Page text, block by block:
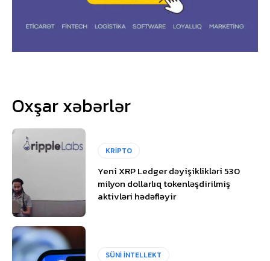
Oxşar xəbərlər
KRİPTO
Yeni XRP Ledger dəyişiklikləri 530
milyon dollarlıq tokenləşdirilmiş
aktivləri hədəfləyir
SÜNİ İNTELLEKT